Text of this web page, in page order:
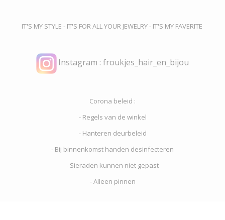
IT'S MY STYLE - IT'S FOR ALL YOUR JEWELRY - IT'S MY FAVERITE
Instagram : froukjes_hair_en_bijou
Corona beleid :
- Regels van de winkel
- Hanteren deurbeleid
- Bij binnenkomst handen desinfecteren
- Sieraden kunnen niet gepast
- Alleen pinnen